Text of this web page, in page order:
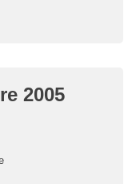
2005